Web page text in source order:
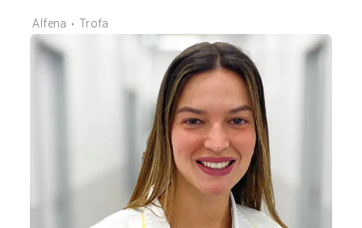
Alfena • Trofa